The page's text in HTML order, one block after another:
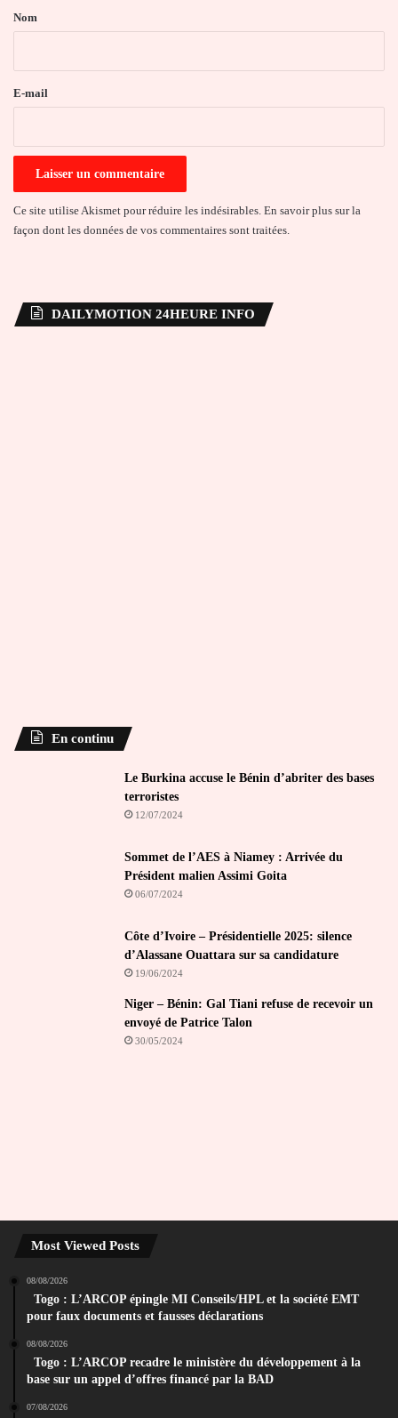
a
e
Nom
E-mail
Ce site utilise Akismet pour réduire les indésirables. En savoir plus sur la
façon dont les données de vos commentaires sont traitées
DAILYMOTION 24HEURE INFO
En continu
Le Burkina accuse le Bénin d’abriter des bases
terroristes
12/07/2024
Sommet de l’AES à Niamey : Arrivée du
Président malien Assimi Goita
06/07/2024
Côte d’Ivoire – Présidentielle 2025: silence
d’Alassane Ouattara sur sa candidature
19/06/2024
Niger – Bénin: Gal Tiani refuse de recevoir un
envoyé de Patrice Talon
30/05/2024
Most Viewed Posts
08/08/2026
Togo : L’ARCOP épingle MI Conseils/HPL et la société EMT
pour faux documents et fausses déclarations
08/08/2026
Togo : L’ARCOP recadre le ministère du développement à la
base sur un appel d’offres financé par la BAD
07/08/2026